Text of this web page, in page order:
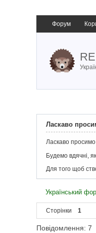
Форум
Ласкаво
Ласкаво
Будемо вдячні,
Для того щоб
Український
Сторінки 1
Повідомлення: 7